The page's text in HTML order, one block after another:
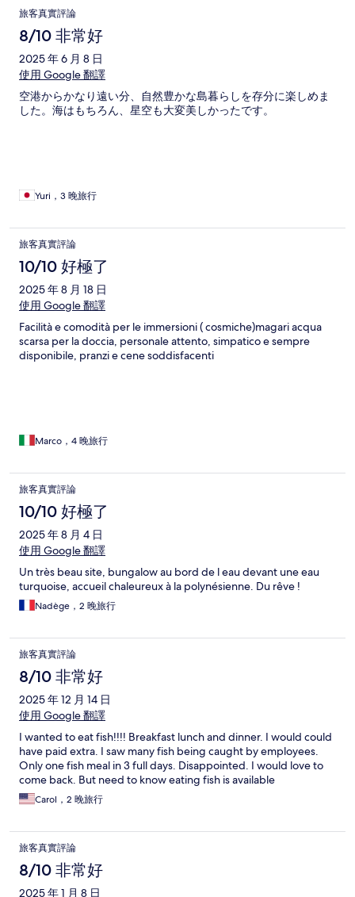
旅客真實評論
8/10 非常好
2025 年 6 月 8 日
使用 Google 翻譯
空港からかなり遠い分、自然豊かな島暮らしを存分に楽しめま
した。海はもちろん、星空も大変美しかったです。
Yuri，3 晚旅行
旅客真實評論
10/10 好極了
2025 年 8 月 18 日
使用 Google 翻譯
Facilità e comodità per le immersioni ( cosmiche)magari acqua
scarsa per la doccia, personale attento, simpatico e sempre
disponibile, pranzi e cene soddisfacenti
Marco，4 晚旅行
旅客真實評論
10/10 好極了
2025 年 8 月 4 日
使用 Google 翻譯
Un très beau site, bungalow au bord de l eau devant une eau
turquoise, accueil chaleureux à la polynésienne. Du rêve !
Nadège，2 晚旅行
旅客真實評論
8/10 非常好
2025 年 12 月 14 日
使用 Google 翻譯
I wanted to eat fish!!!! Breakfast lunch and dinner. I would could
have paid extra. I saw many fish being caught by employees.
Only one fish meal in 3 full days. Disappointed. I would love to
come back. But need to know eating fish is available
Carol，2 晚旅行
旅客真實評論
8/10 非常好
2025 年 1 月 8 日